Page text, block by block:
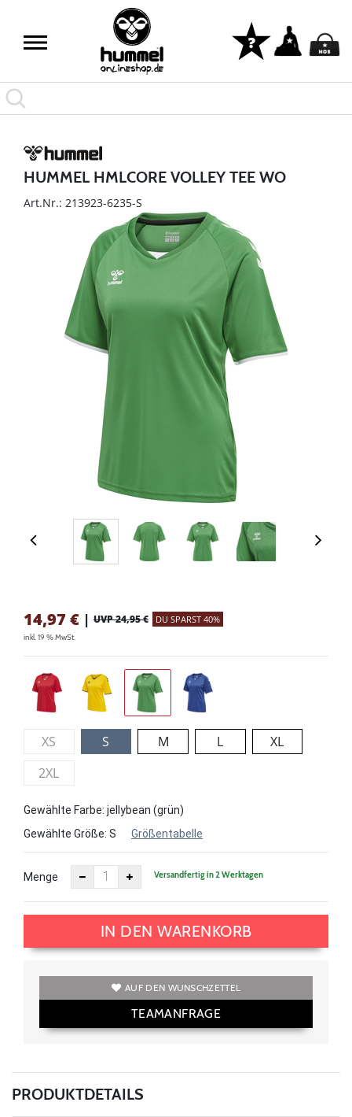
HUMMEL HMLCORE VOLLEY TEE WO
Art.Nr.: 213923-6235-S
14,97 € | UVP 24,95 € DU SPARST 40%
inkl. 19 % MwSt.
XS S M L
XL
2XL
Gewählte Farbe: jellybean (grün)
Gewählte Größe: S Größentabelle
Menge Versandfertig in 2 Werktagen
IN DEN WARENKORB
AUF DEN WUNSCHZETTEL
TEAMANFRAGE
PRODUKTDETAILS